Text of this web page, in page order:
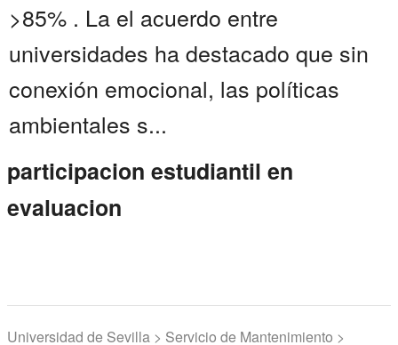
>85% . La el acuerdo entre
universidades ha destacado que sin
conexión emocional, las políticas
ambientales s...
participacion estudiantil en
evaluacion
Universidad de Sevilla > Servicio de Mantenimiento >